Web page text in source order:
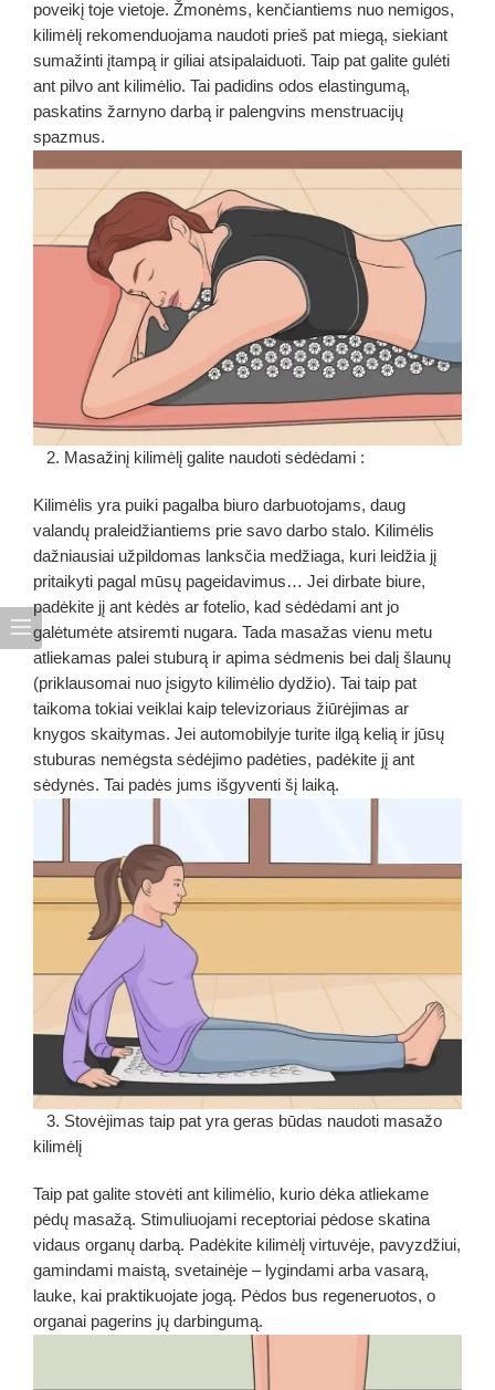
poveikį toje vietoje. Žmonėms, kenčiantiems nuo nemigos,
kilimėlį rekomenduojama naudoti prieš pat miegą, siekiant
sumažinti įtampą ir giliai atsipalaiduoti. Taip pat galite gulėti
ant pilvo ant kilimėlio. Tai padidins odos elastingumą,
paskatins žarnyno darbą ir palengvins menstruacijų
spazmus.
2. Masažinį kilimėlį galite naudoti sėdėdami :
Kilimėlis yra puiki pagalba biuro darbuotojams, daug
valandų praleidžiantiems prie savo darbo stalo. Kilimėlis
dažniausiai užpildomas lanksčia medžiaga, kuri leidžia jį
pritaikyti pagal mūsų pageidavimus… Jei dirbate biure,
padėkite jį ant kėdės ar fotelio, kad sėdėdami ant jo
galėtumėte atsiremti nugara. Tada masažas vienu metu
atliekamas palei stuburą ir apima sėdmenis bei dalį šlaunų
(priklausomai nuo įsigyto kilimėlio dydžio). Tai taip pat
taikoma tokiai veiklai kaip televizoriaus žiūrėjimas ar
knygos skaitymas. Jei automobilyje turite ilgą kelią ir jūsų
stuburas nemėgsta sėdėjimo padėties, padėkite jį ant
sėdynės. Tai padės jums išgyventi šį laiką.
3. Stovėjimas taip pat yra geras būdas naudoti masažo
kilimėlį
Taip pat galite stovėti ant kilimėlio, kurio dėka atliekame
pėdų masažą. Stimuliuojami receptoriai pėdose skatina
vidaus organų darbą. Padėkite kilimėlį virtuvėje, pavyzdžiui,
gamindami maistą, svetainėje – lygindami arba vasarą,
lauke, kai praktikuojate jogą. Pėdos bus regeneruotos, o
organai pagerins jų darbingumą.